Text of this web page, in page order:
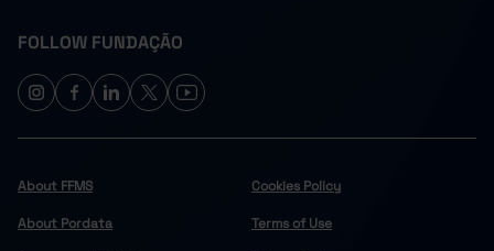
FOLLOW FUNDAÇÃO
About FFMS
About Pordata
Cookies Policy
Terms of Use